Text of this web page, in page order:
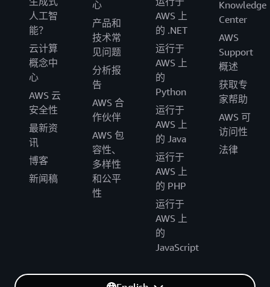
人工智
能？
云计算
概念中
心
AWS 云
安全性
最新资
讯
博客
新闻稿
心
产品和
技术常
见问题
分析报
告
AWS 合
作伙伴
AWS 包
容性、
多样性
和公平
性
AWS 上
的 .NET
运行于
AWS 上
的
Python
运行于
AWS 上
的 Java
运行于
AWS 上
的 PHP
运行于
AWS 上
的
JavaScript
Knowledge
Center
AWS
Support
概述
获取专
家帮助
AWS 可
访问性
法律